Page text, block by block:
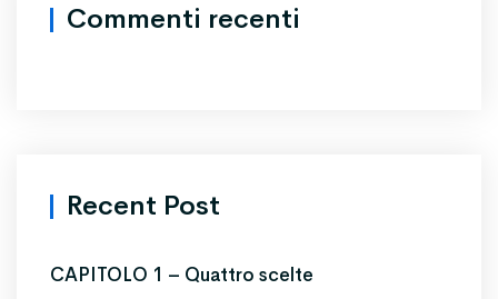
Commenti recenti
Recent Post
CAPITOLO 1 – Quattro scelte